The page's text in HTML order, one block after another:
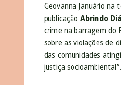
Geovanna Januário na
publicação Abrindo
crime na barragem do
sobre as violações de
das comunidades
justiça socioambiental”.